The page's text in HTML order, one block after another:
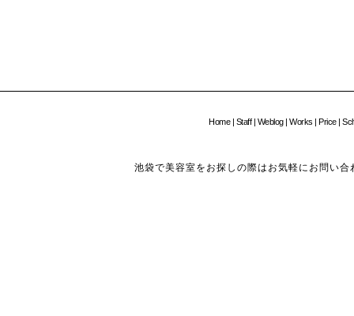
Home| Staff| Weblog| Works | Price|
池袋で美容室をお探しの際はお気軽にお問